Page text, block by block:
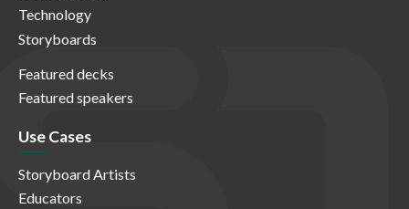
Technology
Storyboards
Featured decks
Featured speakers
Use Cases
Storyboard Artists
Educators